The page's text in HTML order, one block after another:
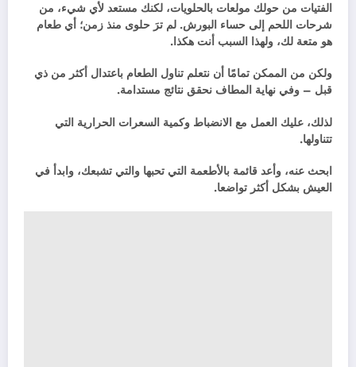
الفتيات من حولك مولعات بالحلويات، لكنك مستعد لأي شيء، من
شرحات اللحم إلى حساء البورش. لم ترَ حلوى منذ زمن؛ أي طعام
هو متعة لك، ولهذا السبب أنت هكذا.
ولكن من الممكن تمامًا أن نتعلم تناول الطعام باعتدال أكثر من ذي
قبل – وفي نهاية المطاف نحقق نتائج مستدامة.
لذلك، عليك العمل مع الانضباط وكمية السعرات الحرارية التي
تتناولها.
ابحث عنه، وأعد قائمة بالأطعمة التي تحبها والتي تشبعك، وابدأ في
العيش بشكل أكثر تواضعا.